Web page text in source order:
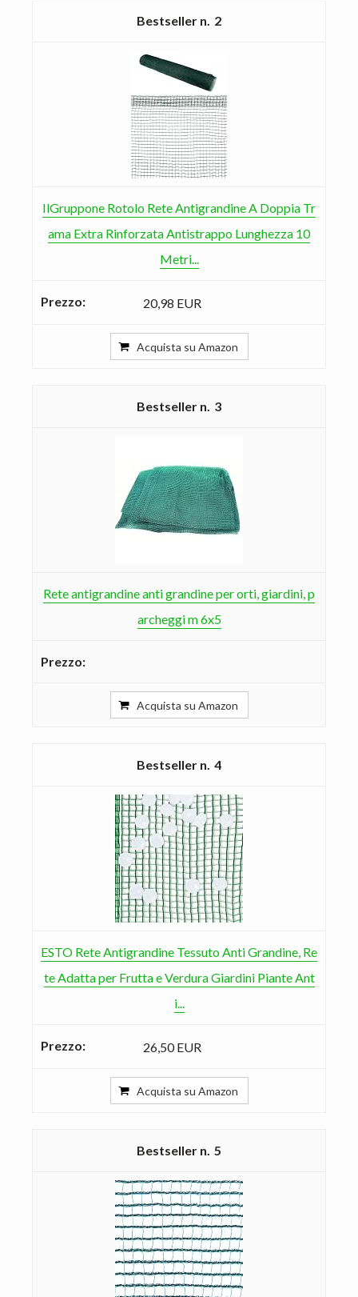
2
IlGruppone Rotolo Rete Antigrandine A Doppia Tr
ama Extra Rinforzata Antistrappo Lunghezza 10
Metri...
20,98 EUR
Acquista su Amazon
3
Rete antigrandine anti grandine per orti, giardini, p
archeggi m 6x5
Acquista su Amazon
4
ESTO Rete Antigrandine Tessuto Anti Grandine, Re
te Adatta per Frutta e Verdura Giardini Piante Ant
i...
26,50 EUR
Acquista su Amazon
5